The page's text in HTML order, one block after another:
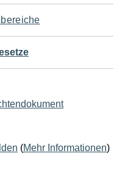
(Mehr Informationen)